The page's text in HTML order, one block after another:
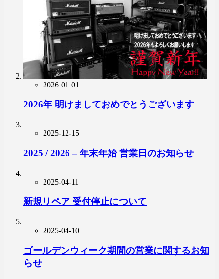
2026-01-01
2026年 明けましておめでとうございます
2025-12-15
2025 / 2026 – 年末年始 営業日のお知らせ
2025-04-11
新規リペア 受付停止について
2025-04-10
ゴールデンウィーク期間の営業に関するお知
らせ